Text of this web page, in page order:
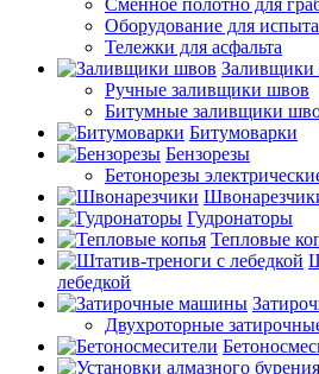
Сменное полотно для
Оборудование для
Тележки для асфальта
Заливщики
Ручные заливщики швов
Битумные заливщики
Битумоварки
Бензорезы
Бетонорезы
Гудронаторы
Тепловые
лебедкой
Двухроторные